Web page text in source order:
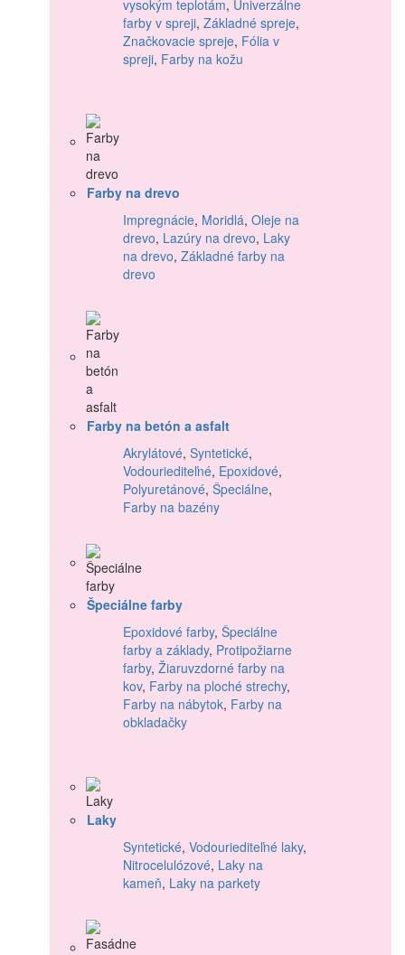
vysokým teplotám, Univerzálne
farby v spreji, Základné spreje,
Značkovacie spreje, Fólia v
spreji, Farby na kožu
Farby na drevo
Impregnácie, Moridlá, Oleje na
drevo, Lazúry na drevo, Laky
na drevo, Základné farby na
drevo
Farby na betón a asfalt
Akrylátové, Syntetické,
Vodouriediteľné, Epoxidové,
Polyuretánové, Špeciálne,
Farby na bazény
Špeciálne farby
Epoxidové farby, Špeciálne
farby a základy, Protipožiarne
farby, Žiaruvzdorné farby na
kov, Farby na ploché strechy,
Farby na nábytok, Farby na
obkladačky
Laky
Syntetické, Vodouriediteľné laky,
Nitrocelulózové, Laky na
kameň, Laky na parkety